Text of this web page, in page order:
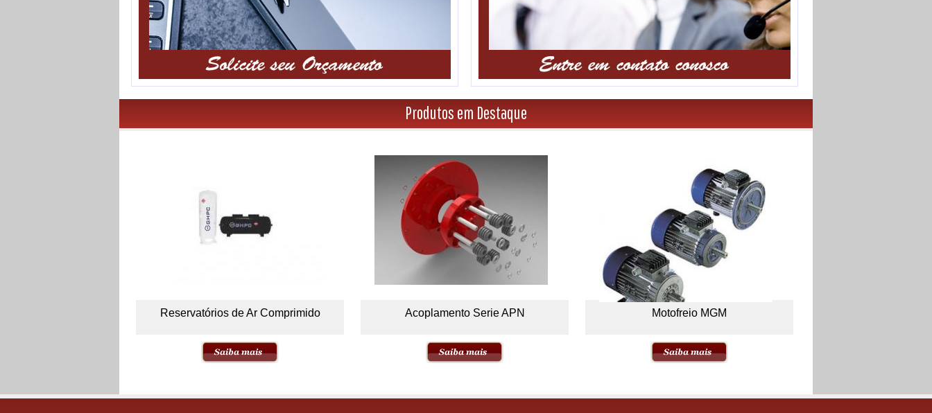
Produtos em Destaque
Reservatórios de Ar Comprimido Acoplamento Serie APN Motofreio MGM